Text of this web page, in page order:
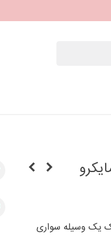
شیک یک وسیله سواری